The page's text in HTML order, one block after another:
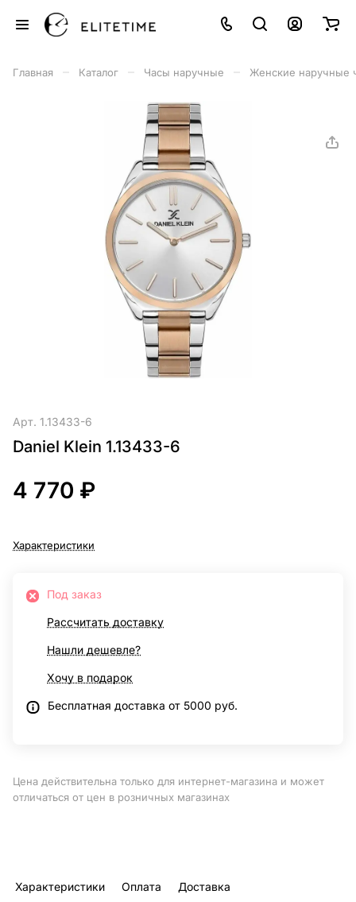
Главная Каталог Часы наручные Женские наручные
Арт. 1.13433-6
Daniel Klein 1.13433-6
4 770 ₽
Характеристики
Под заказ
Рассчитать доставку
Нашли дешевле?
Хочу в подарок
Бесплатная доставка от 5000 руб.
Цена действительна только для интернет-магазина и может
отличаться от цен в розничных магазинах
Характеристики Оплата Доставка